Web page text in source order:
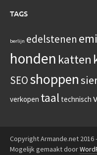
TAGS
berlijn edelstenen
honden katten
SEOshoppen
verkopen taal technisch
Copyright Armande.net 2016
Mogelijk gemaakt door